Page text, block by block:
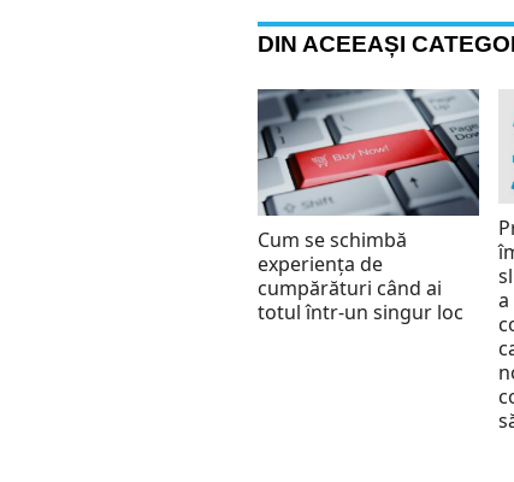
DIN ACEEAȘI
Cum se schimbă
experiența de
cumpărături când ai
totul într-un singur loc